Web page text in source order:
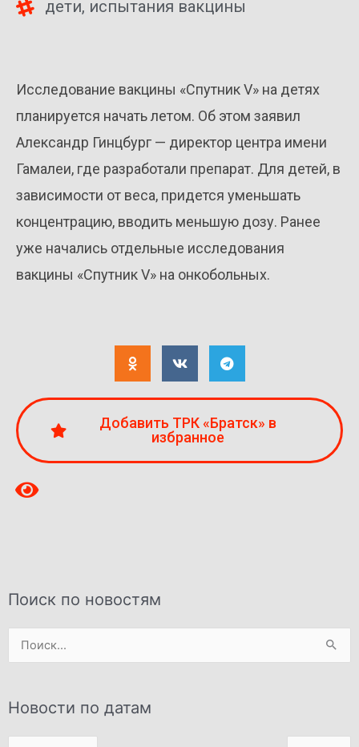
дети, испытания вакцины
Исследование вакцины «Спутник V» на детях
планируется начать летом. Об этом заявил
Александр Гинцбург — директор центра имени
Гамалеи, где разработали препарат. Для детей, в
зависимости от веса, придется уменьшать
концентрацию, вводить меньшую дозу. Ранее
уже начались отдельные исследования
вакцины «Спутник V» на онкобольных.
Добавить ТРК «Братск» в
избранное
Поиск по новостям
Поиск:
Новости по датам